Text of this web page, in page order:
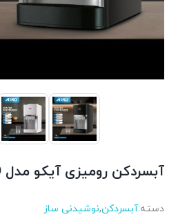
آبسردکن رومیزی آیکو مدل AK443WD
دسته:آبسردکن,نوشیدنی ساز